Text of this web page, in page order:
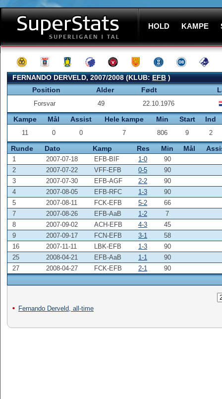
HOLD KAMPE
FERNANDO DERVELD, 2007/2008 (KLUB:EFB)
Position
Alder Født
Forsvar 49 22.10.1976
Kampe Mål Assist Hele kampe Min Start Ind
11 0 0 7 806 9 2
Runde Dato Kamp Res Min Mål
1 2007-07-18 EFB-BIF 1-0
90
2
2007-07-22 VFF-EFB 0-5
90
3
2007-07-30 EFB-AGF 2-2
90
4
2007-08-05 EFB-RFC 1-3
90
5
2007-08-11 FCK-EFB 5-2
66
7
2007-08-26 EFB-AaB 1-2
7
8
2007-09-02 ACH-EFB 4-3
45
9
2007-09-17 FCN-EFB 3-1
58
16
2007-11-11 LBK-EFB 1-3
90
25
2008-04-21 EFB-AaB 1-1
90
27
2008-04-27 FCK-EFB 2-1 90
Fernando Derveld, all-time